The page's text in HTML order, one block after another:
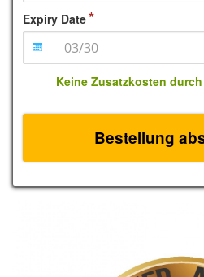
Expiry Date
Keine Zusatzkosten
Bestellung